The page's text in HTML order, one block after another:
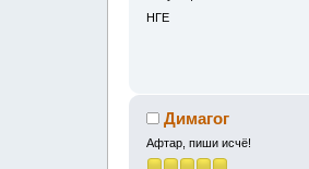
НГЕ
Димагог
Афтар, пиши исчё!